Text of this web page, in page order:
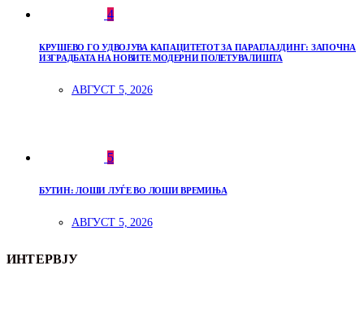
4
КРУШЕВО ГО УДВОЈУВА КАПАЦИТЕТОТ ЗА ПАРАГЛАЈДИНГ: ЗАПОЧНА
ИЗГРАДБАТА НА НОВИТЕ МОДЕРНИ ПОЛЕТУВАЛИШТА
АВГУСТ 5, 2026
5
БУТИН: ЛОШИ ЛУЃЕ ВО ЛОШИ ВРЕМИЊА
АВГУСТ 5, 2026
ИНТЕРВЈУ